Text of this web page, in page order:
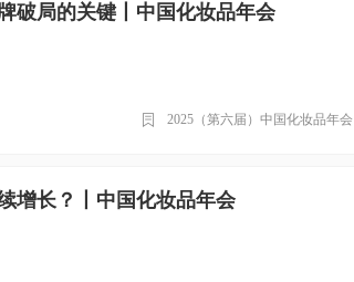
破局的关键丨中国化妆品年会
2025（第六届）中国化妆品年会
增长？丨中国化妆品年会